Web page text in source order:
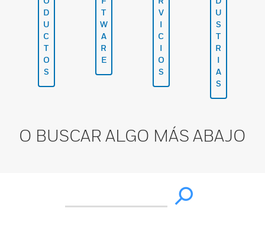
D
U
C
T
O
S
T
W
A
R
E
V
I
C
I
O
S
U
S
T
R
I
A
S
O BUSCAR ALGO MÁS ABAJO